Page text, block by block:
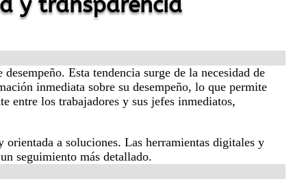
Esta tendencia surge de la necesidad de
inmediata sobre su desempeño, lo que permite
entre los trabajadores y sus jefes inmediatos,
a soluciones. Las herramientas digitales y
seguimiento más detallado.